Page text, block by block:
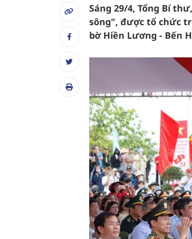
Sáng 29/4, Tổng Bí
sông", được tổ chức
bờ Hiền Lương - Bến